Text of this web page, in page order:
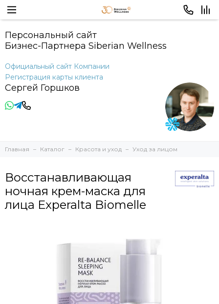
Персональный сайт
Бизнес-Партнера Siberian Wellness
Официальный сайт Компании
Регистрация карты клиента
Сергей Горшков
Главная Каталог Красота и уход Уход за лицом
Восстанавливающая
ночная крем-маска для
лица Experalta Biomelle